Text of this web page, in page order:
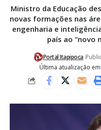
Ministro da Educação
novas formações nas
engenharia e
país ao “novo
Última atualização
Portal Itapipoca